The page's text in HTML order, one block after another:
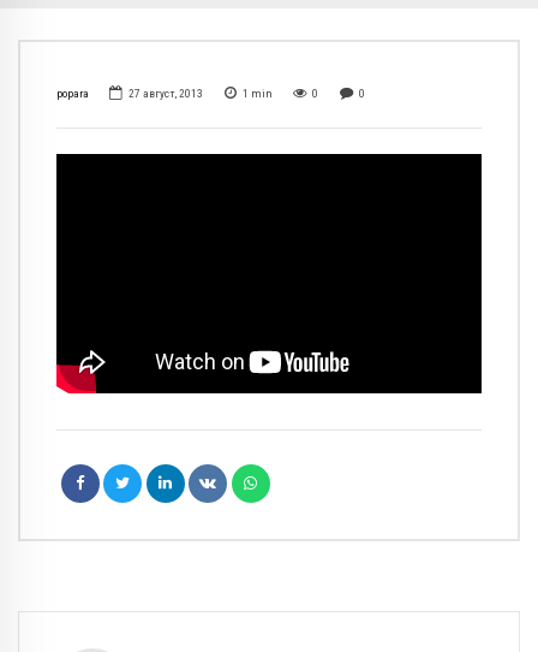
popara 27 август, 2013 1 min 0 0